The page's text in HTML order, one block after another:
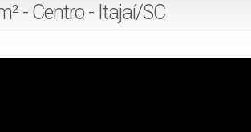
- Centro - Itajaí/SC